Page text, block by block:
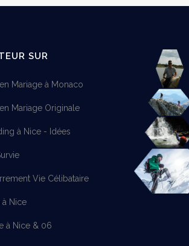
SUR
Mariage à Monaco
Mariage Originale
à Nice - Idées
Vie Célibataire
à Nice
à Nice & 06